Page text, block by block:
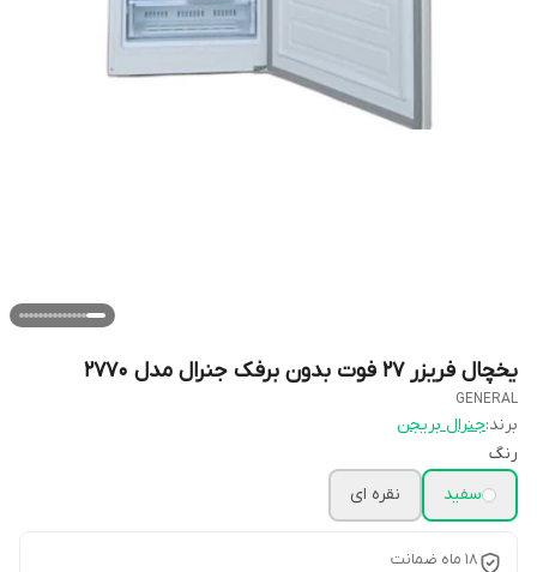
یخچال فریزر ۲۷ فوت بدون برفک جنرال مدل 2770
GENERAL
برند:جنرال بریجن
رنگ
سفید
نقره ای
۱۸ ماه ضمانت